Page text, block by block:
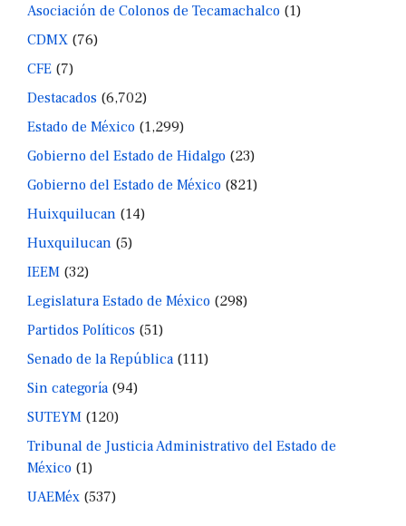
Asociación de Colonos de Tecamachalco (1)
CDMX (76)
CFE (7)
Destacados (6,702)
Estado de México (1,299)
Gobierno del Estado de Hidalgo (23)
Gobierno del Estado de México (821)
Huixquilucan (14)
Huxquilucan (5)
IEEM (32)
Legislatura Estado de México (298)
Partidos Políticos (51)
Senado de la República(111)
Sin categoría(94)
SUTEYM (120)
Tribunal de Justicia Administrativo del Estado de
México (1)
UAEMéx (537)